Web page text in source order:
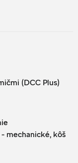
(DCC Plus)
mechanické, kôš